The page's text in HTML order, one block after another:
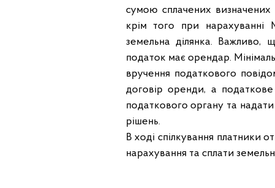
сумою сплачених визначених
крім того при нарахуванні
земельна ділянка. Важливо,
податок має орендар.
вручення податкового
договір оренди, а податкове
податкового органу та
рішень.
В ході спілкування платники
нарахування та сплати